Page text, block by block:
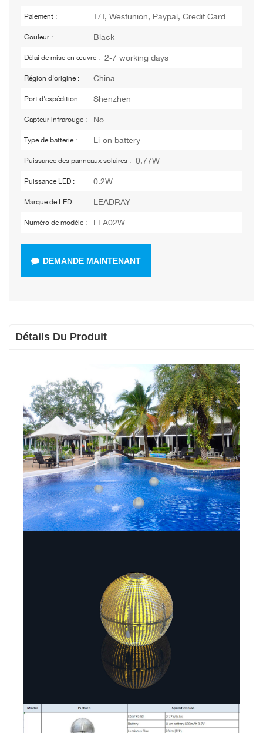
Paiement : T/T, Westunion, Paypal, Credit Card
Couleur : Black
Délai de mise en œuvre : 2-7 working days
Région d'origine : China
Port d'expédition : Shenzhen
Capteur infrarouge : No
Type de batterie : Li-on battery
Puissance des panneaux solaires : 0.77W
Puissance LED : 0.2W
Marque de LED : LEADRAY
Numéro de modèle : LLA02W
DEMANDE MAINTENANT
Détails Du Produit